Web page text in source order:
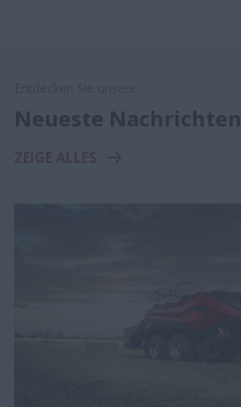
Neueste Nachrichten